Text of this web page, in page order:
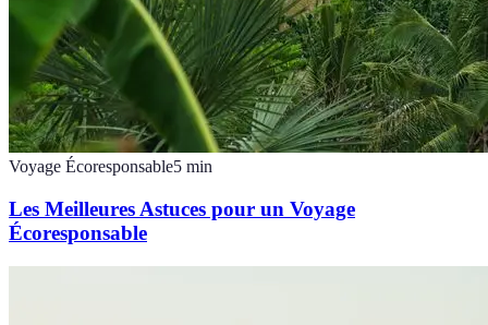
Voyage Écoresponsable5 min
Les Meilleures Astuces pour un Voyage
Écoresponsable